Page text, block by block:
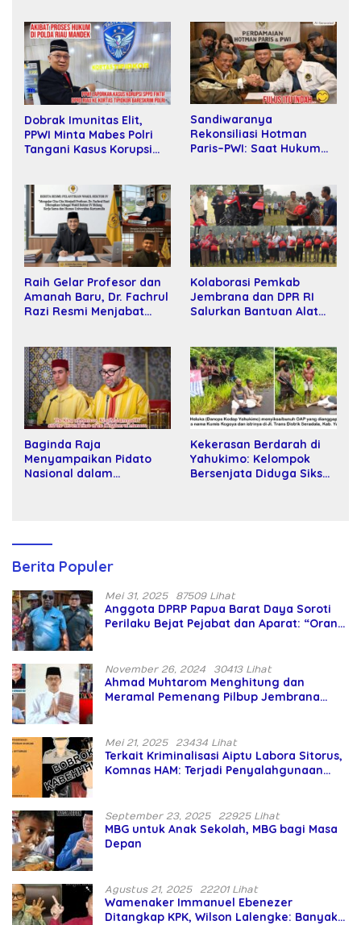
Dobrak Imunitas Elit,
PPWI Minta Mabes Polri
Tangani Kasus Korupsi
Sandiwaranya
Rekonsiliasi Hotman
Paris–PWI: Saat Hukum
Raih Gelar Profesor dan
Amanah Baru, Dr. Fachrul
Razi Resmi Menjabat
Kolaborasi Pemkab
Jembrana dan DPR RI
Salurkan Bantuan Alat
Baginda Raja
Menyampaikan Pidato
Nasional dalam
Kekerasan Berdarah di
Yahukimo: Kelompok
Bersenjata Diduga Siksa
Berita Populer
Mei 31, 2025 87509 Lihat
Anggota DPRP Papua Barat Daya Soroti
Perilaku Bejat Pejabat dan Aparat: “Orang
November 26, 2024 30413 Lihat
Ahmad Muhtarom Menghitung dan
Meramal Pemenang Pilbup Jembrana
Mei 21, 2025 23434 Lihat
Terkait Kriminalisasi Aiptu Labora Sitorus,
Komnas HAM: Terjadi Penyalahgunaan
September 23, 2025 22925 Lihat
MBG untuk Anak Sekolah, MBG bagi Masa
Depan
Agustus 21, 2025 22201 Lihat
Wamenaker Immanuel Ebenezer
Ditangkap KPK, Wilson Lalengke: Banyak